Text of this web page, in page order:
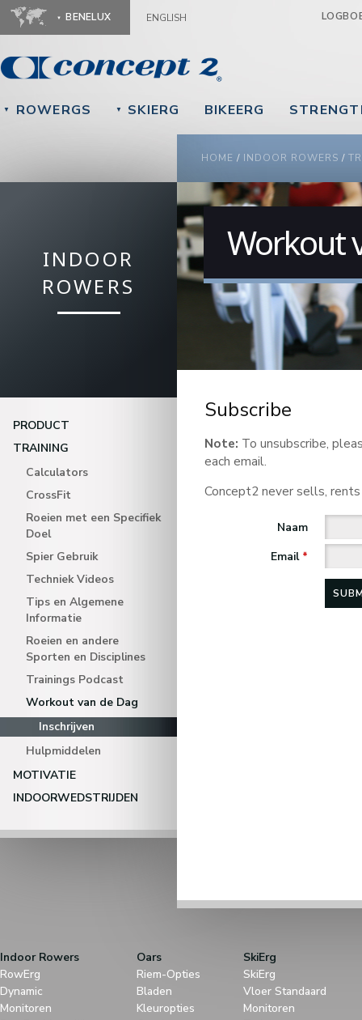
BENELUX ENGLISH
▼ ROWERGS ▼ SKIERG BIKEERG
YOU ARE HERE
HOME / INDOOR ROWERS /
INDOOR
ROWERS
PRODUCT
TRAINING
Calculators
CrossFit
Roeien met een Specifiek
Doel
Spier Gebruik
Techniek Videos
Tips en Algemene
Informatie
Roeien en andere
Sporten en Disciplines
Trainings Podcast
Workout van de Dag
Inschrijven
Hulpmiddelen
MOTIVATIE
INDOORWEDSTRIJDEN
Workout
Subscribe
Note: To unsubscribe,
each email.
Concept2 never sells,
Naam
Email *
Indoor Rowers
RowErg
Dynamic
Monitoren
Oars
Riem-Opties
Bladen
Kleuropties
SkiErg
SkiErg
Vloer Standaard
Monitoren